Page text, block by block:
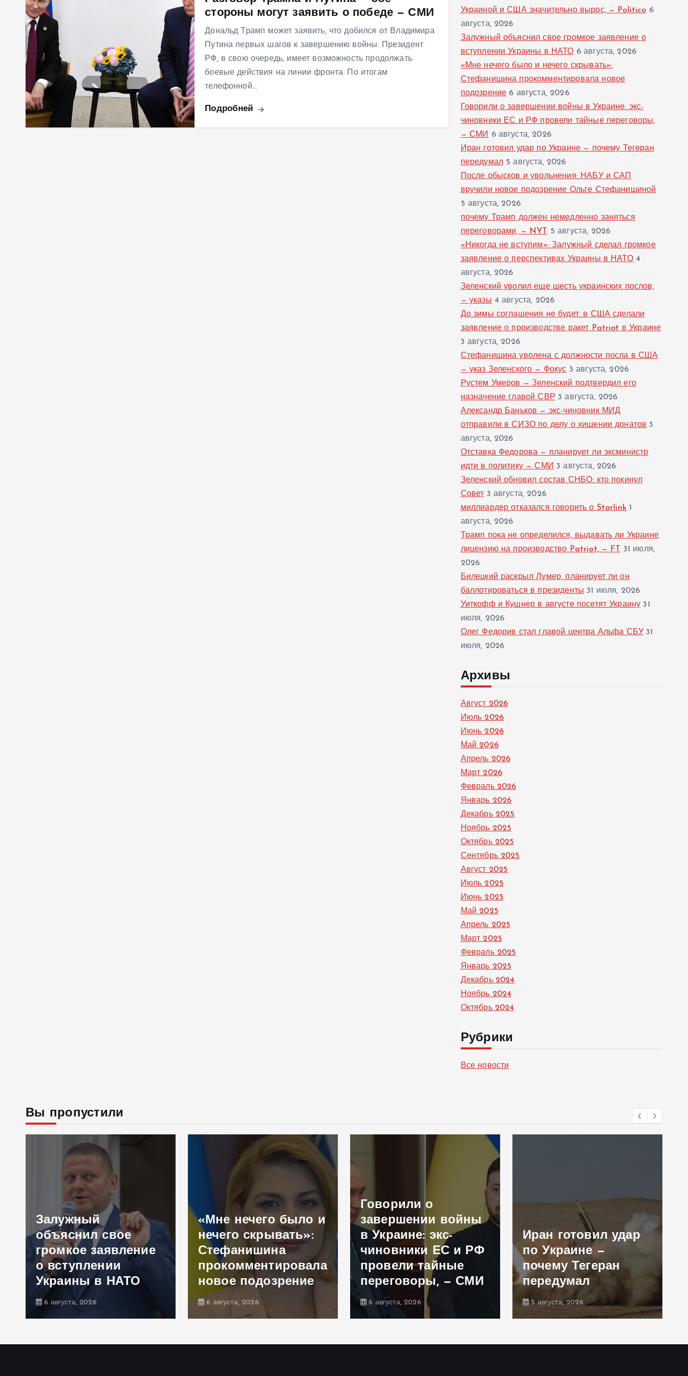
стороны могут заявить о победе — СМИ
Дональд Трамп может заявить, что добился от Владимира
Путина первых шагов к завершению войны. Президент
РФ, в свою очередь, имеет возможность продолжать
боевые действия на линии фронта. По итогам
телефонной…
Подробней
Украиной и США значительно вырос, — Politico 6
августа, 2026
Залужный объяснил свое громкое заявление о
вступлении Украины в НАТО 6 августа, 2026
«Мне нечего было и нечего скрывать»:
Стефанишина прокомментировала новое
подозрение 6 августа, 2026
Говорили о завершении войны в Украине: экс-
чиновники ЕС и РФ провели тайные переговоры,
— СМИ 6 августа, 2026
Иран готовил удар по Украине — почему Тегеран
передумал 5 августа, 2026
После обысков и увольнения: НАБУ и САП
вручили новое подозрение Ольге Стефанишиной
5 августа, 2026
почему Трамп должен немедленно заняться
переговорами, — NYT
5 августа, 2026
«Никогда не вступим»: Залужный сделал громкое
заявление о перспективах Украины в НАТО 4
августа, 2026
Зеленский уволил еще шесть украинских послов,
— указы 4 августа, 2026
До зимы соглашения не будет: в США сделали
заявление о производстве ракет Patriot в Украине
3 августа, 2026
Стефанишина уволена с должности посла в США
— указ Зеленского — Фокус 3 августа, 2026
Рустем Умеров — Зеленский подтвердил его
назначение главой СВР 3 августа, 2026
Александр Баньков — экс-чиновник МИД
отправили в СИЗО по делу о хищении донатов 3
августа, 2026
Отставка Федорова — планирует ли эксминистр
идти в политику — СМИ 3 августа, 2026
Зеленский обновил состав СНБО: кто покинул
Совет 3 августа, 2026
миллиардер отказался говорить о Starlink 1
августа, 2026
Трамп пока не определился, выдавать ли Украине
лицензию на производство Patriot, — FT
31 июля,
2026
Билецкий раскрыл Лумер, планирует ли он
баллотироваться в президенты 31 июля, 2026
Уиткофф и Кушнер в августе посетят Украину 31
июля, 2026
Олег Федорив стал главой центра Альфа СБУ 31
июля, 2026
Архивы
Август 2026
Июль 2026
Июнь 2026
Май 2026
Апрель 2026
Март 2026
Февраль 2026
Январь 2026
Декабрь 2025
Ноябрь 2025
Октябрь 2025
Сентябрь 2025
Август 2025
Июль 2025
Июнь 2025
Май 2025
Апрель 2025
Март 2025
Февраль 2025
Январь 2025
Декабрь 2024
Ноябрь 2024
Октябрь 2024
Рубрики
Все новости
Вы пропустили
Залужный
объяснил свое
громкое заявление
о вступлении
Украины в НАТО
6 августа, 2026
«Мне нечего было и
нечего скрывать»:
Стефанишина
прокомментировала
новое подозрение
6 августа, 2026
Говорили о
завершении войны
в Украине: экс-
чиновники ЕС и РФ
провели тайные
переговоры, — СМИ
6 августа, 2026
Иран готовил удар
по Украине —
почему Тегеран
передумал
5 августа, 2026